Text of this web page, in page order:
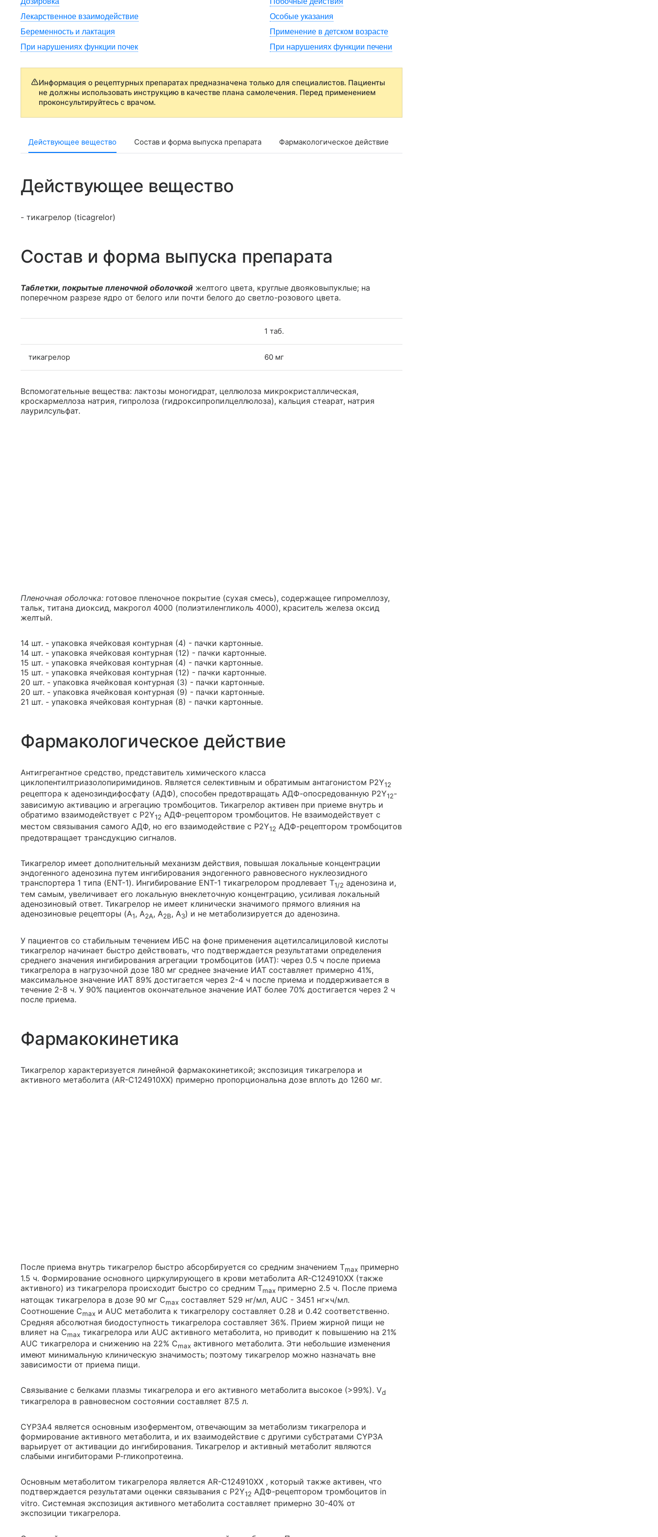
Лекарственное взаимодействие
Особые указания
Беременность и лактация
Применение в детском возрасте
При нарушениях функции почек
При нарушениях функции печени
Информация о рецептурных препаратах предназначена только для специалистов. Пациенты
не должны использовать инструкцию в качестве плана самолечения. Перед применением
проконсультируйтесь с врачом.
Действующее вещество Состав и форма выпуска препарата Фармакологическое действие
Действующее вещество
- тикагрелор (ticagrelor)
Состав и форма выпуска препарата
Таблетки, покрытые пленочной оболочкой желтого цвета, круглые двояковыпуклые; на
поперечном разрезе ядро от белого или почти белого до светло-розового цвета.
1 таб.
тикагрелор 60 мг
Вспомогательные вещества: лактозы моногидрат, целлюлоза микрокристаллическая,
кроскармеллоза натрия, гипролоза (гидроксипропилцеллюлоза), кальция стеарат, натрия
лаурилсульфат.
Пленочная оболочка: готовое пленочное покрытие (сухая смесь), содержащее гипромеллозу,
тальк, титана диоксид, макрогол 4000 (полиэтиленгликоль 4000), краситель железа оксид
желтый.
14 шт. - упаковка ячейковая контурная (4) - пачки картонные.
14 шт. - упаковка ячейковая контурная (12) - пачки картонные.
15 шт. - упаковка ячейковая контурная (4) - пачки картонные.
15 шт. - упаковка ячейковая контурная (12) - пачки картонные.
20 шт. - упаковка ячейковая контурная (3) - пачки картонные.
20 шт. - упаковка ячейковая контурная (9) - пачки картонные.
21 шт. - упаковка ячейковая контурная (8) - пачки картонные.
Фармакологическое действие
Антигрегантное средство, представитель химического класса
циклопентилтриазолопиримидинов. Является селективным и обратимым антагонистом Р2Y12
рецептора к аденозиндифосфату (АДФ), способен предотвращать АДФ-опосредованную P2Y12-
зависимую активацию и агрегацию тромбоцитов. Тикагрелор активен при приеме внутрь и
обратимо взаимодействует с Р2Y12 АДФ-рецептором тромбоцитов. Не взаимодействует с
местом связывания самого АДФ, но его взаимодействие с Р2Y12 АДФ-рецептором тромбоцитов
предотвращает трансдукцию сигналов.
Тикагрелор имеет дополнительный механизм действия, повышая локальные концентрации
эндогенного аденозина путем ингибирования эндогенного равновесного нуклеозидного
транспортера 1 типа (ENT-1). Ингибирование ENT-1 тикагрелором продлевает Т1/2 аденозина и,
тем самым, увеличивает его локальную внеклеточную концентрацию, усиливая локальный
аденозиновый ответ. Тикагрелор не имеет клинически значимого прямого влияния на
аденозиновые рецепторы (A1, А2А, А2В, A3) и не метаболизируется до аденозина.
У пациентов со стабильным течением ИБС на фоне применения ацетилсалициловой кислоты
тикагрелор начинает быстро действовать, что подтверждается результатами определения
среднего значения ингибирования агрегации тромбоцитов (ИАТ): через 0.5 ч после приема
тикагрелора в нагрузочной дозе 180 мг среднее значение ИАТ составляет примерно 41%,
максимальное значение ИАТ 89% достигается через 2-4 ч после приема и поддерживается в
течение 2-8 ч. У 90% пациентов окончательное значение ИАТ более 70% достигается через 2 ч
после приема.
Фармакокинетика
Тикагрелор характеризуется линейной фармакокинетикой; экспозиция тикагрелора и
активного метаболита (AR-C124910XX) примерно пропорциональна дозе вплоть до 1260 мг.
После приема внутрь тикагрелор быстро абсорбируется со средним значением Tmax примерно
1.5 ч. Формирование основного циркулирующего в крови метаболита AR-C124910XX (также
активного) из тикагрелора происходит быстро со средним Tmax примерно 2.5 ч. После приема
натощак тикагрелора в дозе 90 мг Сmax составляет 529 нг/мл, AUC - 3451 нг×ч/мл.
Соотношение Сmax и AUC метаболита к тикагрелору составляет 0.28 и 0.42 соответственно.
Средняя абсолютная биодоступность тикагрелора составляет 36%. Прием жирной пищи не
влияет на Сmax тикагрелора или AUC активного метаболита, но приводит к повышению на 21%
AUC тикагрелора и снижению на 22% Сmax активного метаболита. Эти небольшие изменения
имеют минимальную клиническую значимость; поэтому тикагрелор можно назначать вне
зависимости от приема пищи.
Связывание с белками плазмы тикагрелора и его активного метаболита высокое (>99%). Vd
тикагрелора в равновесном состоянии составляет 87.5 л.
CYP3A4 является основным изоферментом, отвечающим за метаболизм тикагрелора и
формирование активного метаболита, и их взаимодействие с другими субстратами CYP3A
варьирует от активации до ингибирования. Тикагрелор и активный метаболит являются
слабыми ингибиторами Р-гликопротеина.
Основным метаболитом тикагрелора является AR-C124910XX , который также активен, что
подтверждается результатами оценки связывания с Р2Y12 АДФ-рецептором тромбоцитов in
vitro. Системная экспозиция активного метаболита составляет примерно 30-40% от
экспозиции тикагрелора.